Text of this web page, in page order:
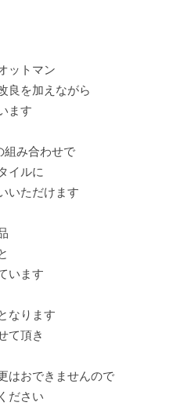
ットマン
良を加えながら
ます
組み合わせで
イルに
いただけます
います
なります
て頂き
はおできませんので
ださい